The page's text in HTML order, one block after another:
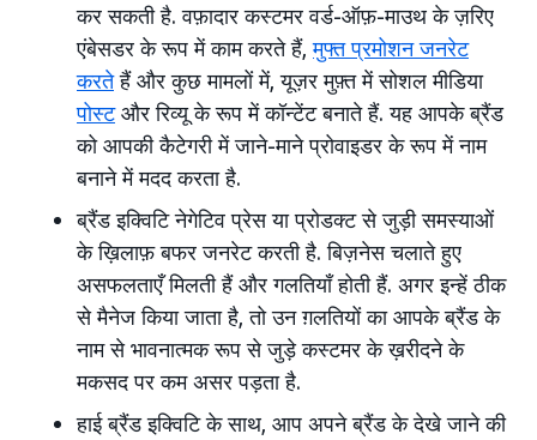
कर सकती है. वफ़ादार कस्टमर वर्ड-ऑफ़-माउथ के ज़रिए
एंबेसडर के रूप में काम करते हैं,मुफ्त प्रमोशन जनरेट
करतेहैं और कुछ मामलों में, यूज़र मुफ़्त में सोशल मीडिया
पोस्टऔर रिव्यू के रूप में कॉन्टेंट बनाते हैं. यह आपके ब्रैंड
को आपकी कैटेगरी में जाने-माने प्रोवाइडर के रूप में नाम
बनाने में मदद करता है.
ब्रैंड इक्विटि नेगेटिव प्रेस या प्रोडक्ट से जुड़ी समस्याओं
के ख़िलाफ़ बफर जनरेट करती है. बिज़नेस चलाते हुए
असफलताएँ मिलती हैं और गलतियाँ होती हैं. अगर इन्हें ठीक
से मैनेज किया जाता है, तो उन ग़लतियों का आपके ब्रैंड के
नाम से भावनात्मक रूप से जुड़े कस्टमर के ख़रीदने के
मकसद पर कम असर पड़ता है.
हाई ब्रैंड इक्विटि के साथ, आप अपने ब्रैंड के देखे जाने की